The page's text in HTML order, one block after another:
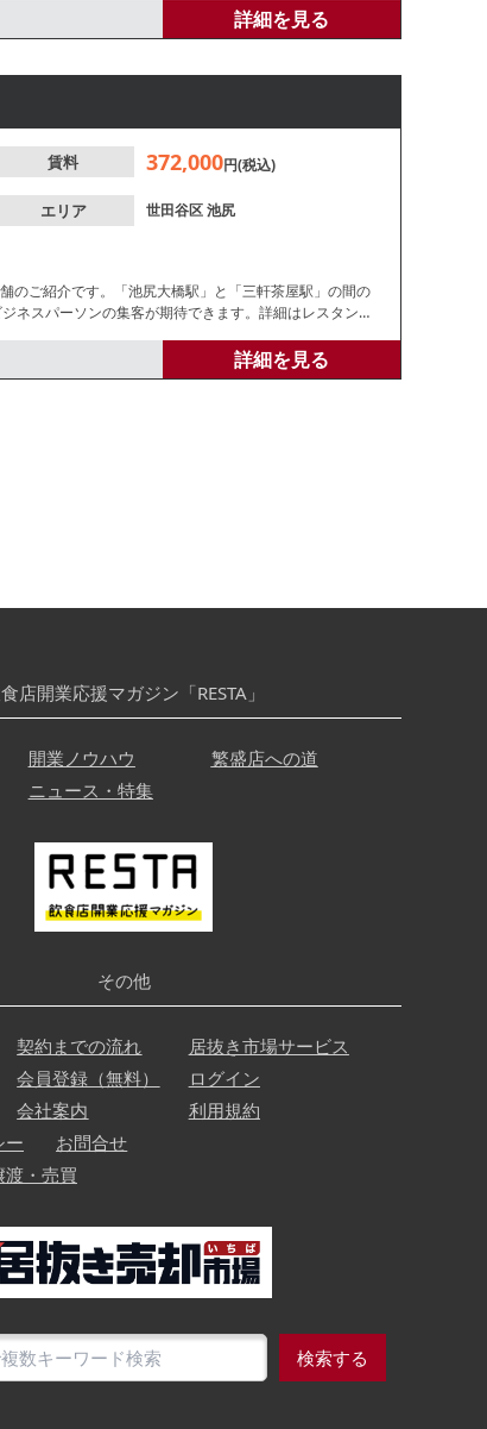
詳細を見る
賃料 372,000円(税込)
エリア 世田谷区池尻
のご紹介です。「池尻大橋駅」と「三軒茶屋駅」の間の
ネスパーソンの集客が期待できます。詳細はレスタンダ
詳細を見る
店開業応援マガジン「RESTA」
開業ノウハウ
繁盛店への道
ニュース・特集
その他
契約までの流れ
居抜き市場サービス
会員登録（無料）
ログイン
会社案内
利用規約
ー
お問合せ
渡・売買
検索する